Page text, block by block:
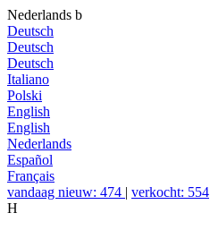
Nederlands b
Deutsch
Deutsch
Deutsch
Italiano
Polski
English
English
Nederlands
Español
Français
vandaag nieuw: 474 | verkocht: 554
H